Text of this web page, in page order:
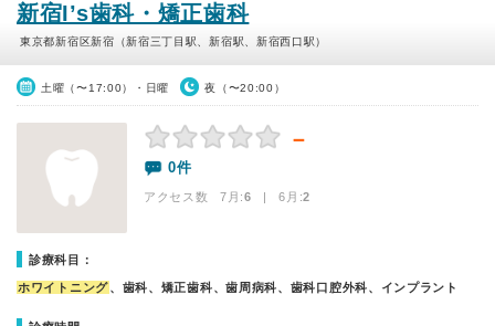
新宿I’s歯科・矯正歯科
東京都新宿区新宿（新宿三丁目駅、新宿駅、新宿西口駅）
土曜（〜17:00）・日曜 夜（〜20:00）
－
0件
アクセス数 7月:6 | 6月:2
診療科目：
ホワイトニング、歯科、矯正歯科、歯周病科、歯科口腔外科、インプラント